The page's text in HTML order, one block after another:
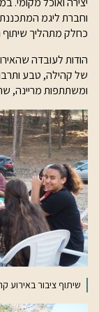
וחברת ליגמ
כחלק מתהליך
הודות לעובדה
ומשתתפות מריינה,
שיתוף ציבור באירוע